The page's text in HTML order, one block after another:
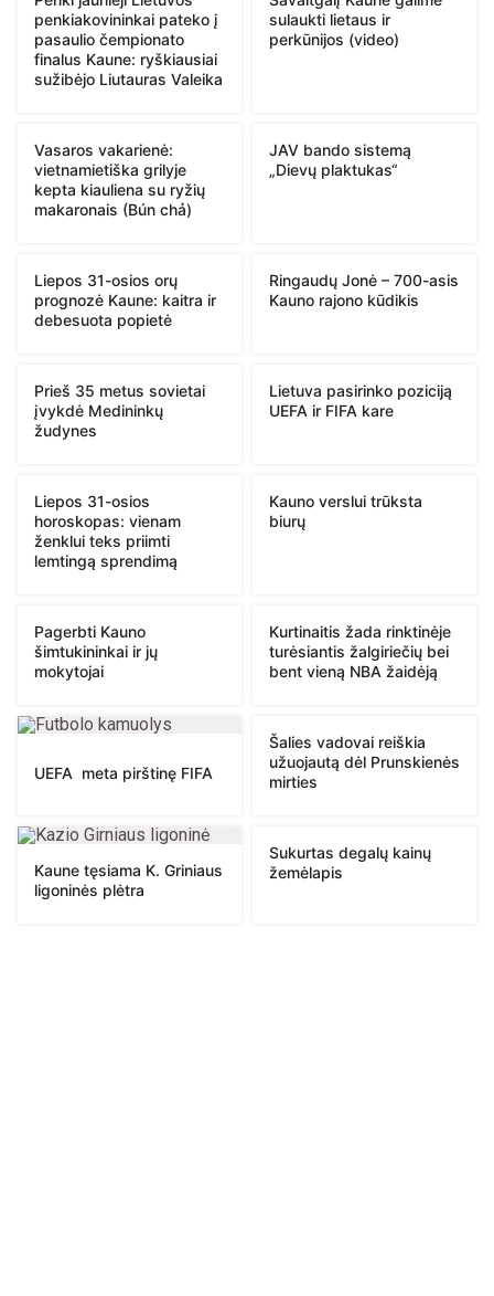
penkiakovininkai pateko į
pasaulio čempionato
finalus Kaune: ryškiausiai
sužibėjo Liutauras Valeika
sulaukti lietaus ir
perkūnijos (video)
Vasaros vakarienė:
vietnamietiška grilyje
kepta kiauliena su ryžių
makaronais (Bún chả)
JAV bando sistemą
„Dievų plaktukas“
Liepos 31-osios orų
prognozė Kaune: kaitra ir
debesuota popietė
Ringaudų Jonė – 700-asis
Kauno rajono kūdikis
Prieš 35 metus sovietai
įvykdė Medininkų
žudynes
Lietuva pasirinko poziciją
UEFA ir FIFA kare
Liepos 31-osios
horoskopas: vienam
ženklui teks priimti
lemtingą sprendimą
Kauno verslui trūksta
biurų
Pagerbti Kauno
šimtukininkai ir jų
mokytojai
Kurtinaitis žada rinktinėje
turėsiantis žalgiriečių bei
bent vieną NBA žaidėją
UEFA meta pirštinę FIFA
Šalies vadovai reiškia
užuojautą dėl Prunskienės
mirties
Kaune tęsiama K. Griniaus
ligoninės plėtra
Sukurtas degalų kainų
žemėlapis